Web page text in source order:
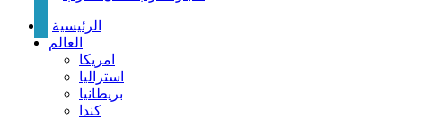
الرئيسية
العالم
امريكا
استراليا
بريطانيا
كندا